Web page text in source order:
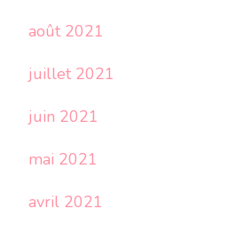
août 2021
juillet 2021
juin 2021
mai 2021
avril 2021